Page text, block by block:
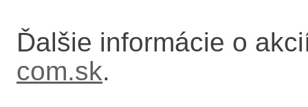
Ďalšie informácie o
com.sk.